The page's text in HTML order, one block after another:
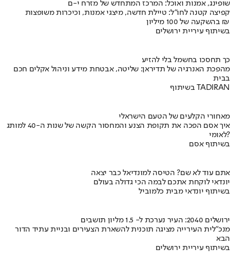
שופינג, אמנות ואוכל: המרכז המתחדש של מזרח י-ם
קפיצה קטנה לחו"ל: טיילת חדשה, מיצגי אמנות, וכיכרות משופצות
בהשקעה של 100 מיליון ₪
בשיתוף עיריית ירושלים
כך תחסכו בחשמל בלי להזיע
מהפכת האנרגיה של תדיראן: שליטה, אבטחת מידע וניהול אקלים חכם
בבית
בשיתוף TADIRAN
מאחורי הקלעים של הטעם הישראלי
איך אסם הפכה את תקופת הצנע והמחסור הקשה של שנות ה-40 למותג
לאומי?
בשיתוף אסם
אתם עוד לא שם? הטיסה למונדיאל כבר יצאה
יונדאי לוקחת אתכם לבמה הכי גדולה בעולם
בשיתוף יונדאי מבית כלמוביל
ירושלים 2040: העיר נערכת ל- 1.5 מליון תושבים
מנכ"לית העירייה מציגה תוכנית להשארת הצעירים ובניית עתיד הדור
הבא
בשיתוף עיריית ירושלים